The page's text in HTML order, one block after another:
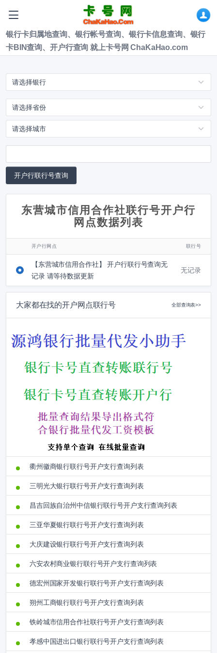
银行卡归属地查询、银行帐号查询、银行卡信息查询、银行
卡BIN查询、开户行查询 就上卡号网 ChaKaHao.com
东营城市信用合作社联行号开户行
网点数据列表
开户行网点 联行号
【东营城市信用合作社】 开户行联行号查询无
记录 请等待数据更新
无记录
大家都在找的开户网点联行号 全部查询表>>
衢州徽商银行联行号开户支行查询列表
三明光大银行联行号开户支行查询列表
昌吉回族自治州中信银行联行号开户支行查询列表
三亚华夏银行联行号开户支行查询列表
大庆建设银行联行号开户支行查询列表
六安农村商业银行联行号开户支行查询列表
德宏州国家开发银行联行号开户支行查询列表
朔州工商银行联行号开户支行查询列表
铁岭城市信用合作社联行号开户支行查询列表
孝感中国进出口银行联行号开户支行查询列表